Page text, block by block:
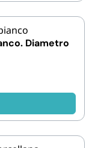
Diametro